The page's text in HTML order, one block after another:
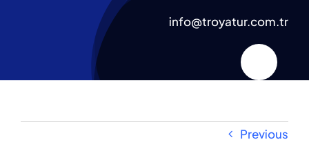
info@troyatur.com.tr
Previous